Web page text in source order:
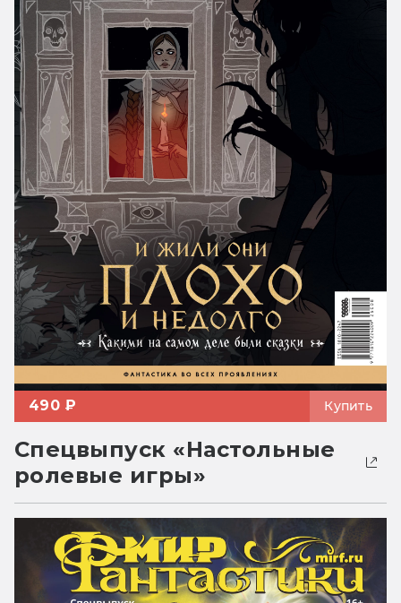
490 ₽ Купить
Спецвыпуск «Настольные
ролевые игры»